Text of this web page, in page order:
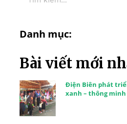
Danh mục:
Bài viết mới
Điện Biên phát
xanh – thông minh